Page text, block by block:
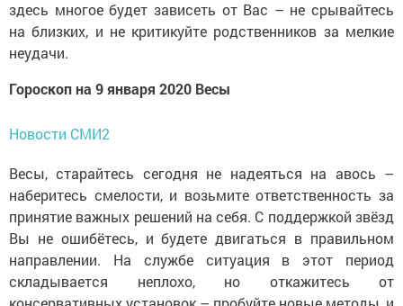
здесь многое будет зависеть от Вас – не срывайтесь
на близких, и не критикуйте родственников за мелкие
неудачи.
Гороскоп на 9 января 2020 Весы
Новости СМИ2
Весы, старайтесь сегодня не надеяться на авось –
наберитесь смелости, и возьмите ответственность за
принятие важных решений на себя. С поддержкой звёзд
Вы не ошибётесь, и будете двигаться в правильном
направлении. На службе ситуация в этот период
складывается неплохо, но откажитесь от